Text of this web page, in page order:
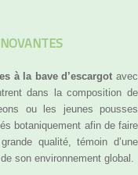
à la bave d’escargot avec
dans la composition de
ou les jeunes pousses
botaniquement afin de faire
qualité, témoin d’une
son environnement global.